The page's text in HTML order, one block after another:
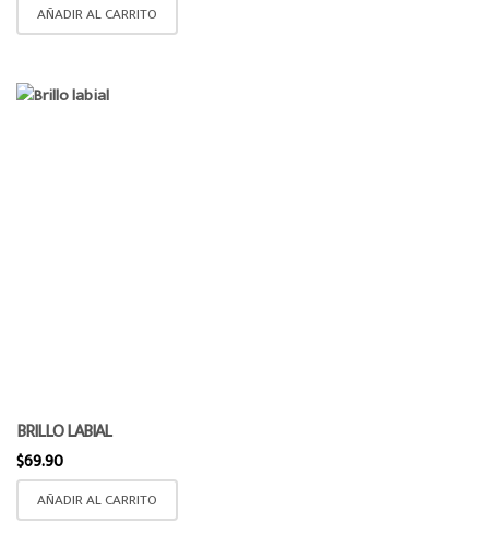
AÑADIR AL CARRITO
BRILLO LABIAL
$69.90
AÑADIR AL CARRITO